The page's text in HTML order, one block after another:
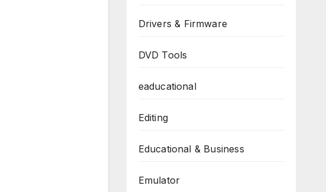
Drivers & Firmware
DVD Tools
eaducational
Editing
Educational & Business
Emulator